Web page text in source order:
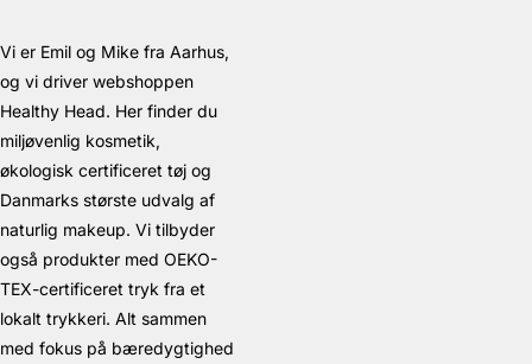
Vi er Emil og Mike fra Aarhus,
og vi driver webshoppen
Healthy Head. Her finder du
miljøvenlig kosmetik,
økologisk certificeret tøj og
Danmarks største udvalg af
naturlig makeup. Vi tilbyder
også produkter med OEKO-
TEX-certificeret tryk fra et
lokalt trykkeri. Alt sammen
med fokus på bæredygtighed